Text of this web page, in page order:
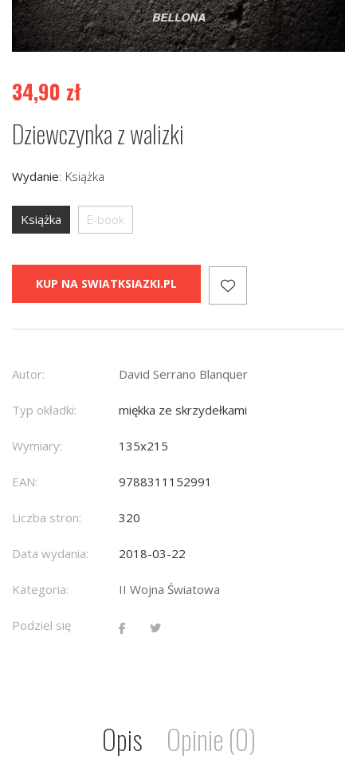
34,90 zł
Dziewczynka z walizki
Wydanie: Książka
Książka E-book
KUP NA SWIATKSIAZKI.PL
Autor: David Serrano Blanquer
Typ okładki: miękka ze skrzydełkami
Wymiary: 135x215
EAN: 9788311152991
Liczba stron: 320
Data wydania: 2018-03-22
Kategoria: II Wojna Światowa
Podziel się
Opis Opinie (0)